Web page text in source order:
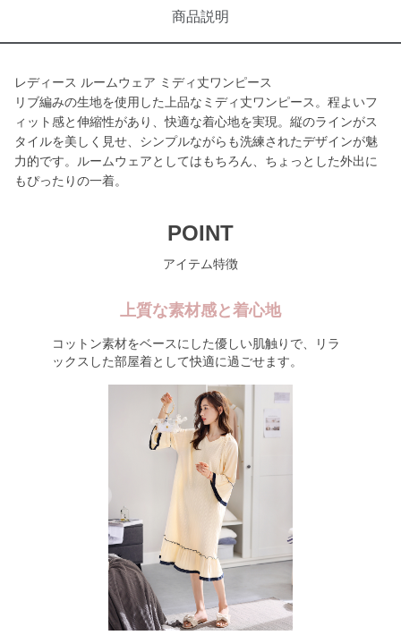
商品説明
レディース ルームウェア ミディ丈ワンピース
リブ編みの生地を使用した上品なミディ丈ワンピース。程よいフ
ィット感と伸縮性があり、快適な着心地を実現。縦のラインがス
タイルを美しく見せ、シンプルながらも洗練されたデザインが魅
力的です。ルームウェアとしてはもちろん、ちょっとした外出に
もぴったりの一着。
POINT
アイテム特徴
上質な素材感と着心地
コットン素材をベースにした優しい肌触りで、リラ
ックスした部屋着として快適に過ごせます。